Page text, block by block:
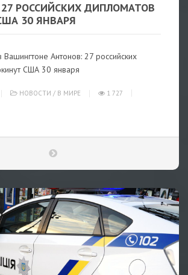
27 РОССИЙСКИХ ДИПЛОМАТОВ
30 ЯНВАРЯ
Вашингтоне Антонов: 27 российских
США 30 января
НОВОСТИ / В МИРЕ
1 727